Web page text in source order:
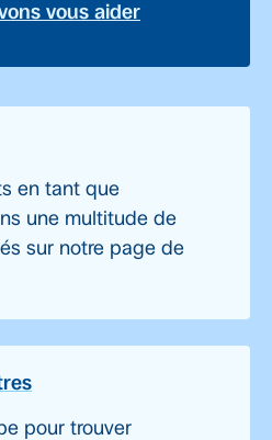
vous aider
en tant que
une multitude de
sur notre page de
pour trouver